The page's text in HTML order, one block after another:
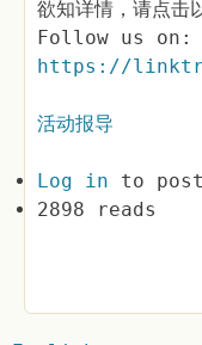
欲知详情，请点击
Follow us on:
https://
活动报导
Log in to post
2898 reads